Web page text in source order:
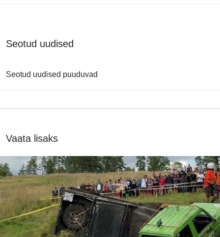
Seotud uudised
Seotud uudised puuduvad
Vaata lisaks